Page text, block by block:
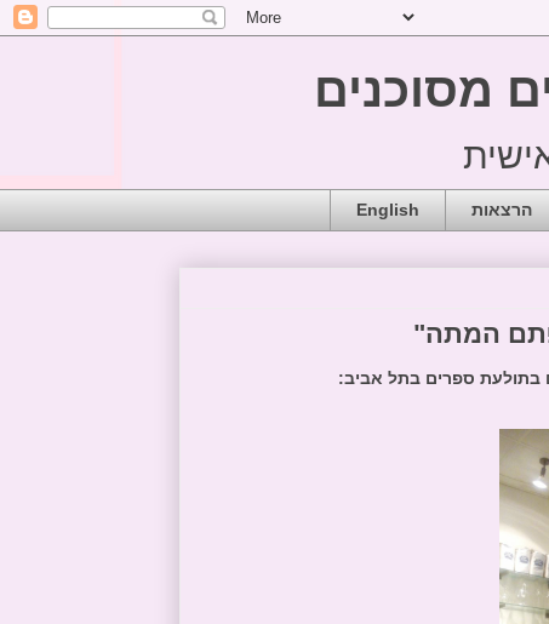
מסוכנים
הרצאות English
המתה"
בתולעת ספרים בתל אביב: